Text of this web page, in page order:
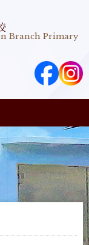
Branch Primary